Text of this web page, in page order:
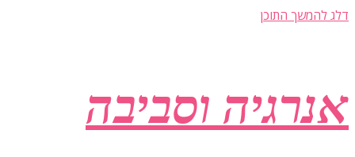
דלג להמשך התוכן
אנרגיה וסביבה